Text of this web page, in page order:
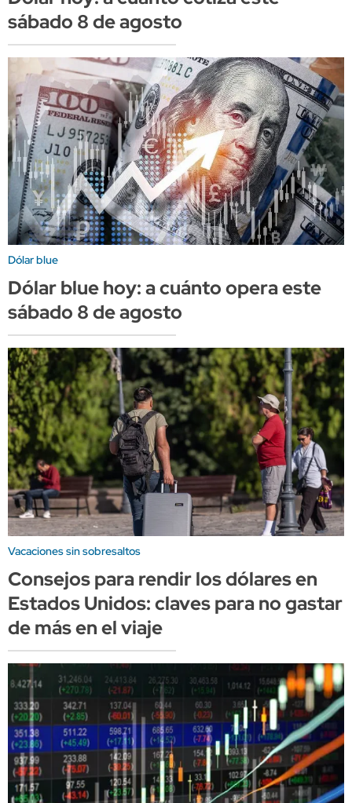
sábado 8 de agosto
Dólar blue
Dólar blue hoy: a cuánto opera este
sábado 8 de agosto
Vacaciones sin sobresaltos
Consejos para rendir los dólares en
Estados Unidos: claves para no gastar
de más en el viaje